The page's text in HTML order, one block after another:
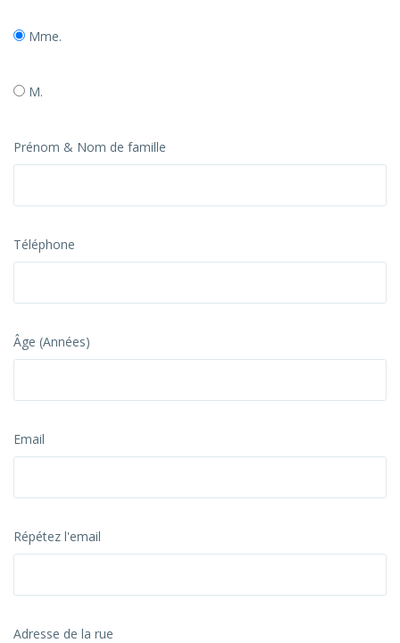
Mme.
M.
Prénom & Nom de famille
Téléphone
Âge (Années)
Email
Répétez l'email
Adresse de la rue